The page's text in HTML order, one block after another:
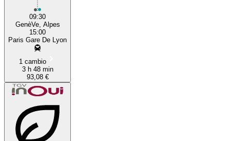
09:30
GenèVe, Alpes
15:00
Paris Gare De Lyon
1 cambio
3 h 48 min
93,08 €